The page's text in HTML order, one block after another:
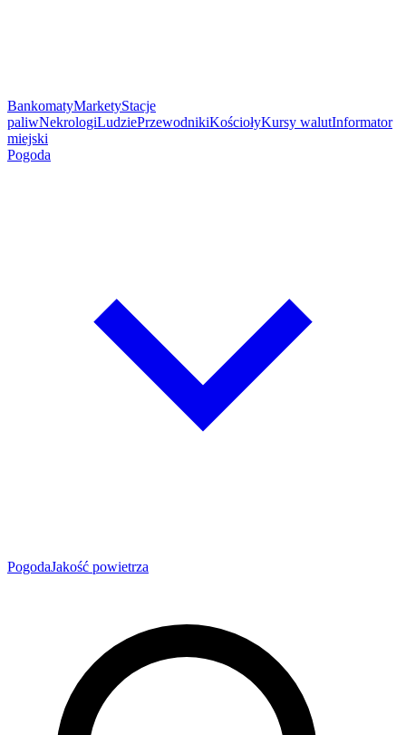
BankomatyMarketyStacje
paliwNekrologiLudziePrzewodnikiKościołyKursy walutInformator
miejski
Pogoda
PogodaJakość powietrza